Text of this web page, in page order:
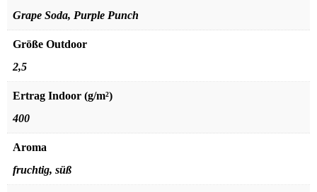
Grape Soda, Purple Punch
Größe Outdoor
2,5
Ertrag Indoor (g/m²)
400
Aroma
fruchtig, süß